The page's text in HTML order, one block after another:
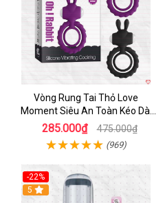
Vòng Rung Tai Thỏ Love
Moment Siêu An Toàn Kéo Dài
Thời Gian
285.000₫ 475.000₫
(969)
-22%
5